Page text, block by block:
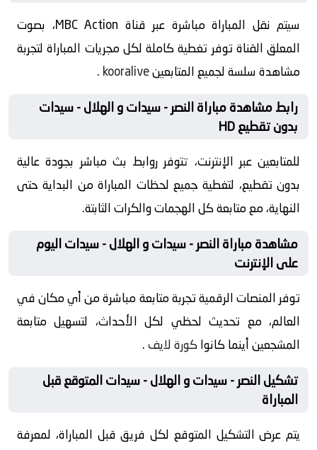
سيتم نقل المباراة مباشرة عبر قناة MBC Action، بصوت
المعلق القناة توفر تغطية كاملة لكل مجريات المباراة لتجربة
مشاهدة سلسة لجميع المتابعينkooralive
.
رابط مشاهدة مباراة النصر - سيدات و الهلال - سيدات
بدون تقطيع HD
للمتابعين عبر الإنترنت، تتوفر روابط بث مباشر بجودة عالية
بدون تقطيع، لتغطية جميع لحظات المباراة من البداية حتى
النهاية، مع متابعة كل الهجمات والكرات الثابتة.
مشاهدة مباراة النصر - سيدات و الهلال - سيدات اليوم
على الإنترنت
توفر المنصات الرقمية تجربة متابعة مباشرة من أي مكان في
العالم، مع تحديث لحظي لكل الأحداث، لتسهيل متابعة
المشجعين أينما كانواكورة لايف.
تشكيل النصر - سيدات و الهلال - سيدات المتوقع قبل
المباراة
يتم عرض التشكيل المتوقع لكل فريق قبل المباراة، لمعرفة